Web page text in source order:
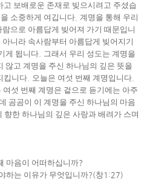
보배로운 존재로 빚으시려고 주셨습
소중하게 여깁니다 계명을 통해 우리
람으로 아름답게 빚어져 가기 때문입니
니라 속사람부터 아름답게 빚어지기
게 됩니다 그래서 우리 성도는 계명을
않고 계명을 주신 하나님의 깊은 뜻을
킵니다 오늘은 여섯 번째 계명입니다
여섯 번째 계명은 겉으로 듣기에는 아주
곰곰이 이 계명을 주신 하나님의 마음
향한 하나님의 깊은 사랑과 배려가 스며
마음이 어떠하십니까?
하는 이유가 무엇입니까?(창1:27)